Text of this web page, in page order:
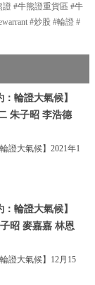
#牛熊證重貨區 #牛
#炒股 #輪證 #
：輪證大氣候】
朱子昭 李浩德
證大氣候】2021年1
：輪證大氣候】
昭 麥嘉嘉 林恩
證大氣候】12月15